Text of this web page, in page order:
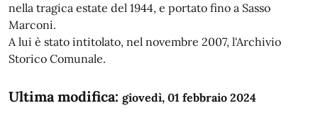
nella tragica estate del 1944, e portato fino a Sasso
Marconi.
A lui è stato intitolato, nel novembre 2007, l'Archivio
Storico Comunale.
Ultima modifica: giovedì, 01 febbraio 2024